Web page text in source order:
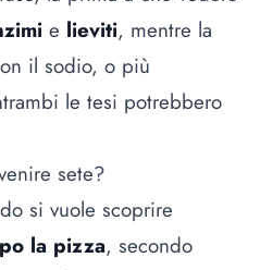
e lieviti, mentre la
il sodio, o più
le tesi potrebbero
sete?
si vuole scoprire
la pizza, secondo